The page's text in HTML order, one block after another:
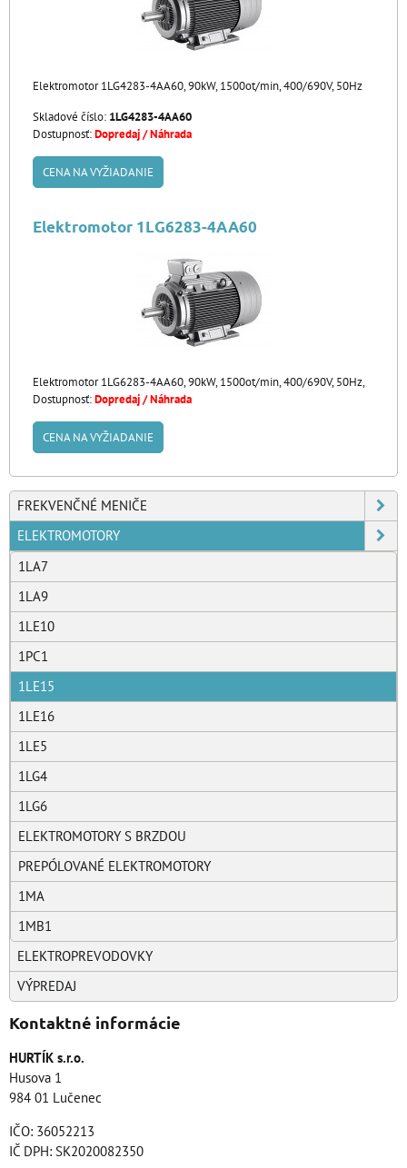
Elektromotor 1LG4283-4AA60, 90kW, 1500ot/min, 400/690V, 50Hz
Skladové číslo: 1LG4283-4AA60
Dostupnosť:Dopredaj / Náhrada
CENA NA VYŽIADANIE
Elektromotor 1LG6283-4AA60
Elektromotor 1LG6283-4AA60, 90kW, 1500ot/min, 400/690V, 50Hz,
Dostupnosť:Dopredaj / Náhrada
CENA NA VYŽIADANIE
FREKVENČNÉ MENIČE
ELEKTROMOTORY
1LA7
1LA9
1LE10
1PC1
1LE15
1LE16
1LE5
1LG4
1LG6
ELEKTROMOTORY S BRZDOU
PREPÓLOVANÉ ELEKTROMOTORY
1MA
1MB1
ELEKTROPREVODOVKY
VÝPREDAJ
Kontaktné informácie
HURTÍK s.r.o.
Husova 1
984 01 Lučenec
IČO: 36052213
IČ DPH: SK2020082350